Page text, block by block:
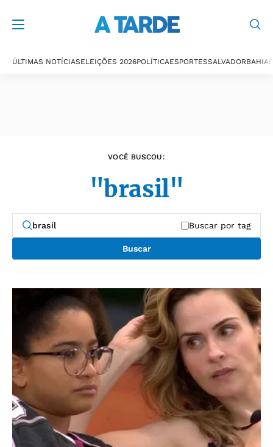
ÚLTIMAS NOTÍCIASELEIÇÕES 2026POLÍTICAESPORTESSALVADORBAHIA
VOCÊ BUSCOU:
"brasil"
Buscar por tag
Buscar